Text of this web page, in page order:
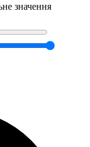
значення